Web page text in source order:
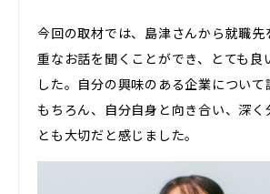
今回の取材では、島津さんから就職先
重なお話を聞くことができ、とても良
した。自分の興味のある企業について
もちろん、自分自身と向き合い、深く
とも大切だと感じました。